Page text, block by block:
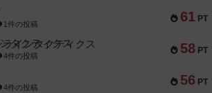
61 PT
1件の投稿
58 PT
インタクティクス
4件の投稿
56 PT
4件の投稿